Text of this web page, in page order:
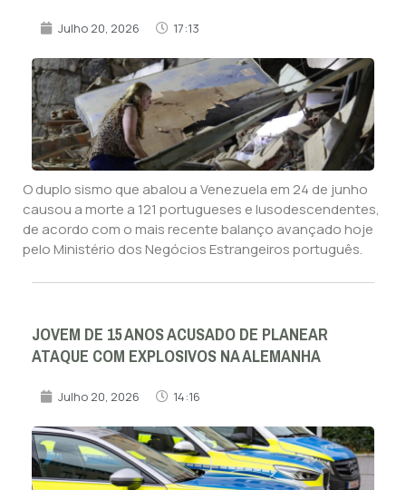
Julho 20, 2026 17:13
O duplo sismo que abalou a Venezuela em 24 de junho
causou a morte a 121 portugueses e lusodescendentes,
de acordo com o mais recente balanço avançado hoje
pelo Ministério dos Negócios Estrangeiros português.
JOVEM DE 15 ANOS ACUSADO DE PLANEAR
ATAQUE COM EXPLOSIVOS NA ALEMANHA
Julho 20, 2026 14:16